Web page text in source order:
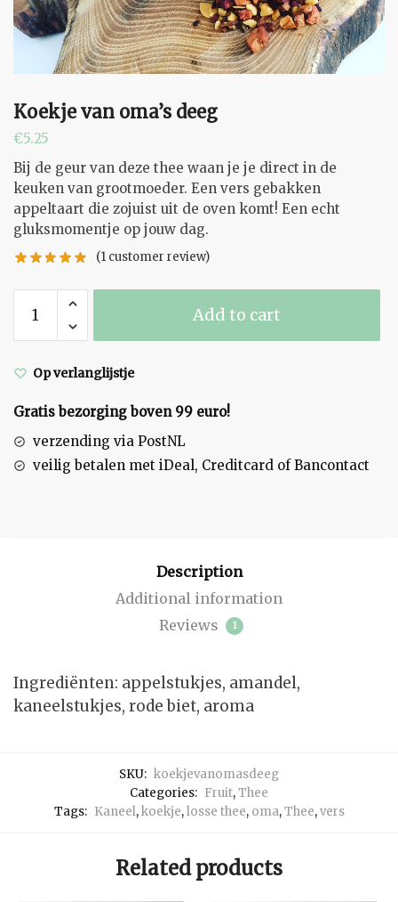
Koekje van oma’s deeg
€5.25
Bij de geur van deze thee waan je je direct in de
keuken van grootmoeder. Een vers gebakken
appeltaart die zojuist uit de oven komt! Een echt
gluksmomentje op jouw dag.
(1 customer review)
van
oma's
quantity
Add to cart
Op verlanglijstje
Gratis bezorging boven 99 euro!
verzending via PostNL
veilig betalen met iDeal, Creditcard of Bancontact
Description
Additional information
Reviews
1
Ingrediënten: appelstukjes, amandel,
kaneelstukjes, rode biet, aroma
SKU: koekjevanomasdeeg
Categories: Fruit,Thee
Tags: Kaneel,koekje,losse thee, oma,Thee,vers
Related products